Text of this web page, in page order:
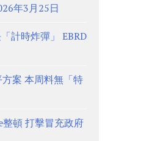
年3月25日
計時炸彈」 EBRD
案 本周料無「特
頓 打擊冒充政府